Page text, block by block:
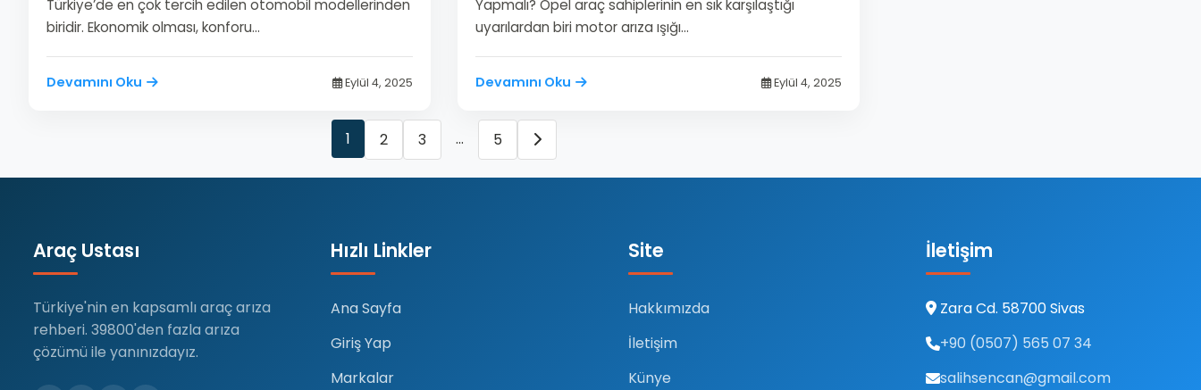
Türkiye’de en çok tercih edilen otomobil modellerinden
biridir. Ekonomik olması, konforu…
Devamını Oku Eylül 4, 2025
Yapmalı? Opel araç sahiplerinin en sık karşılaştığı
uyarılardan biri motor arıza ışığı…
Devamını Oku Eylül 4, 2025
1 2 3 … 5
Araç Ustası
Türkiye'nin en kapsamlı araç arıza
rehberi. 39800'den fazla arıza
çözümü ile yanınızdayız.
Hızlı Linkler
Ana Sayfa
Giriş Yap
Markalar
Site
Hakkımızda
İletişim
Künye
İletişim
Zara Cd. 58700 Sivas
+90 (0507) 565 07 34
salihsencan@gmail.com